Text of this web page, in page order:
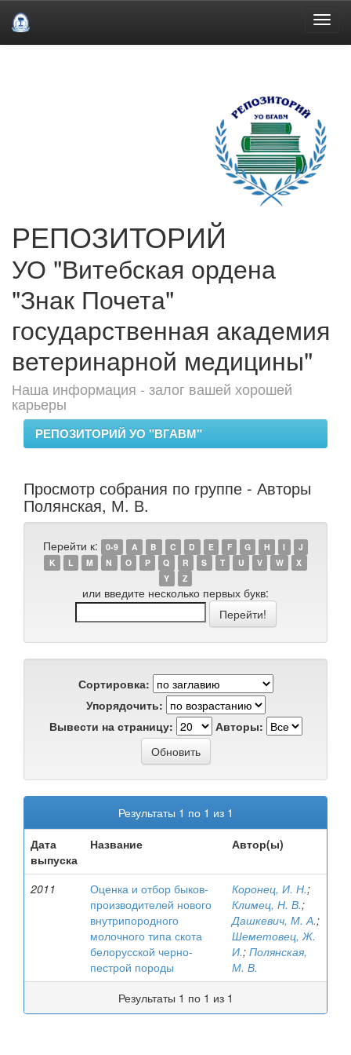
РЕПОЗИТОРИЙ
УО "Витебская ордена
"Знак Почета"
государственная академия
ветеринарной медицины"
Наша информация - залог вашей хорошей
карьеры
РЕПОЗИТОРИЙ УО "ВГАВМ"
Просмотр собрания по группе - Авторы
Полянская, М. В.
Перейти к: 0-9 A B C D E F G H I
J
K
L M N O P Q R S T U V W
X
Y
Z
или введите несколько первых букв:
Сортировка:
Упорядочить:
Вывести на страницу:
Авторы:
Результаты 1 по 1 из 1
Дата
выпуска
Название Автор(ы)
2011
Оценка и отбор быков-
производителей нового
внутрипородного
молочного типа скота
белорусской черно-
пестрой породы
Коронец, И. Н.;
Климец, Н. В.;
Дашкевич, М. А.;
Шеметовец, Ж.
И.; Полянская,
М. В.
Результаты 1 по 1 из 1